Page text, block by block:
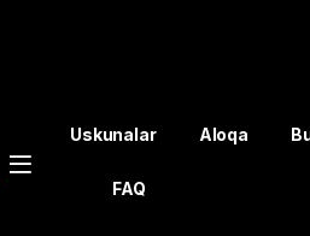
Uskunalar Aloqa
FAQ